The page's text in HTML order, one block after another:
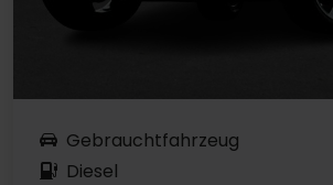
Gebrauchtfahrzeug
Diesel